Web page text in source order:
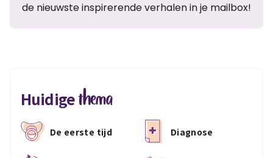
de nieuwste inspirerende verhalen in je mailbox!
Huidigethema
De eerste tijd Diagnose